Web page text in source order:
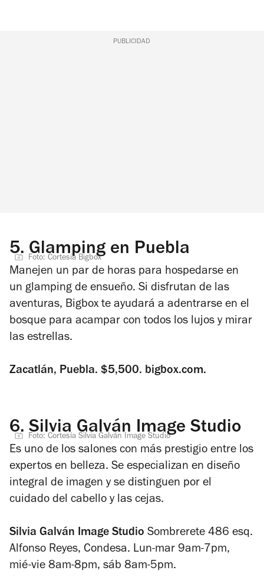
PUBLICIDAD
5. Glamping en Puebla
Foto: Cortesía Bigbox
Manejen un par de horas para hospedarse en
un glamping de ensueño. Si disfrutan de las
aventuras, Bigbox te ayudará a adentrarse en el
bosque para acampar con todos los lujos y mirar
las estrellas.
Zacatlán, Puebla. $5,500. bigbox.com.
6. Silvia Galván Image Studio
Foto: Cortesía Silvia Galván Image Studio
Es uno de los salones con más prestigio entre los
expertos en belleza. Se especializan en diseño
integral de imagen y se distinguen por el
cuidado del cabello y las cejas.
Silvia Galván Image Studio Sombrerete 486 esq.
Alfonso Reyes, Condesa. Lun-mar 9am-7pm,
mié-vie 8am-8pm, sáb 8am-5pm.